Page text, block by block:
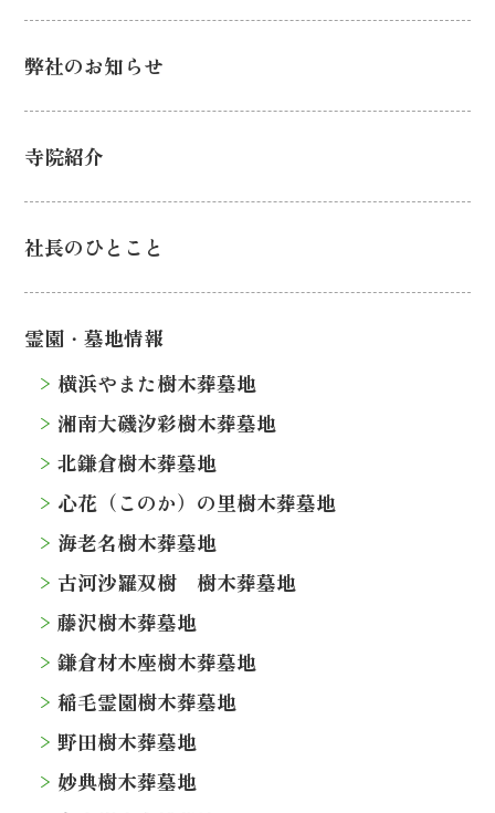
弊社のお知らせ
寺院紹介
社長のひとこと
霊園・墓地情報
横浜やまた樹木葬墓地
湘南大磯汐彩樹木葬墓地
北鎌倉樹木葬墓地
心花（このか）の里樹木葬墓地
海老名樹木葬墓地
古河沙羅双樹 樹木葬墓地
藤沢樹木葬墓地
鎌倉材木座樹木葬墓地
稲毛霊園樹木葬墓地
野田樹木葬墓地
妙典樹木葬墓地